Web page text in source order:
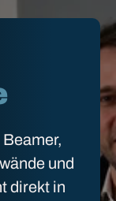
und
direkt in